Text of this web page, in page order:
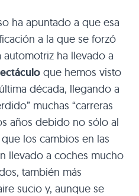
ha apuntado a que esa
a la que se forzó
ha llevado a
que hemos visto
década, llegando a
muchas “carreras
años debido no sólo al
los cambios en las
llevado a coches mucho
también más
sucio y, aunque se